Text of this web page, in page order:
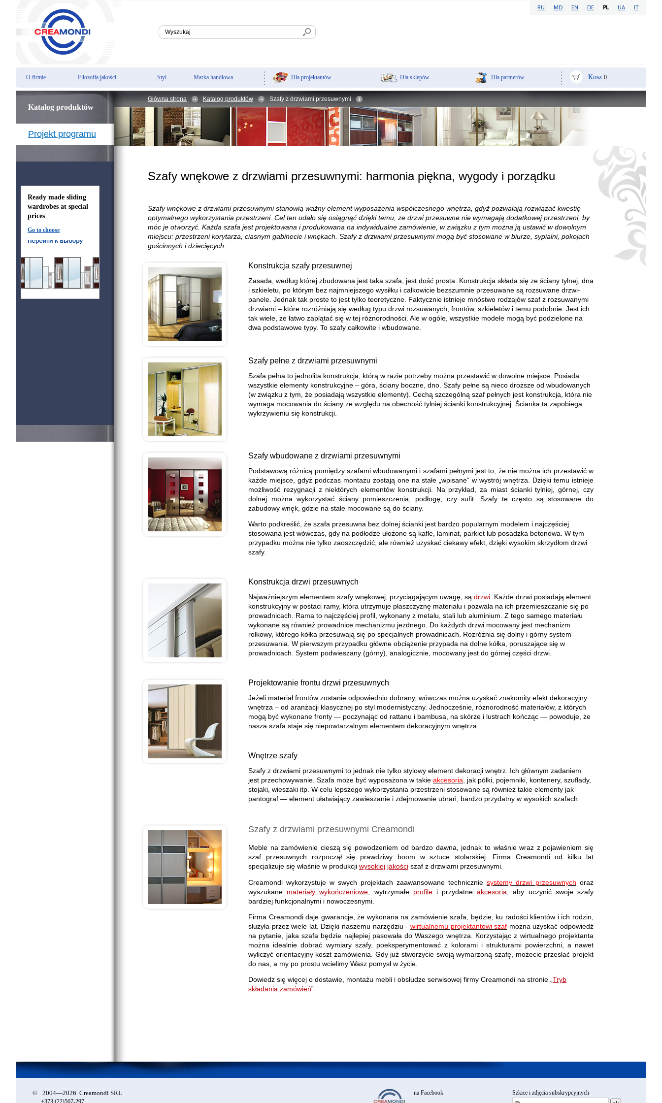
RU MD EN DE PL UA IT
O firmie Filozofia jakości Styl Marka handlowa Dla projektantów Dla sklepów Dla partnerów Kosz 0
Katalog produktów
Projekt programu
Ready made sliding
wardrobes at special
prices
Go to choose
Główna strona Katalog produktów Szafy z drzwiami przesuwnymi
Szafy wnękowe z drzwiami przesuwnymi: harmonia piękna, wygody i porządku
Szafy wnękowe z drzwiami przesuwnymi stanowią ważny element wyposażenia współczesnego wnętrza, gdyż pozwalają rozwiązać kwestię
optymalnego wykorzystania przestrzeni. Cel ten udało się osiągnąć dzięki temu, że drzwi przesuwne nie wymagają dodatkowej przestrzeni, by
móc je otworzyć. Każda szafa jest projektowana i produkowana na indywidualne zamówienie, w związku z tym można ją ustawić w dowolnym
miejscu: przestrzeni korytarza, ciasnym gabinecie i wnękach. Szafy z drzwiami przesuwnymi mogą być stosowane w biurze, sypialni, pokojach
gościnnych i dziecięcych.
Konstrukcja szafy przesuwnej
Zasada, według której zbudowana jest taka szafa, jest dość prosta. Konstrukcja składa się ze ściany tylnej, dna
i szkieletu, po którym bez najmniejszego wysiłku i całkowicie bezszumnie przesuwane są rozsuwane drzwi-
panele. Jednak tak proste to jest tylko teoretyczne. Faktycznie istnieje mnóstwo rodzajów szaf z rozsuwanymi
drzwiami – które rozróżniają się według typu drzwi rozsuwanych, frontów, szkieletów i temu podobnie. Jest ich
tak wiele, że łatwo zaplątać się w tej różnorodności. Ale w ogóle, wszystkie modele mogą być podzielone na
dwa podstawowe typy. To szafy całkowite i wbudowane.
Szafy pełne z drzwiami przesuwnymi
Szafa pełna to jednolita konstrukcja, którą w razie potrzeby można przestawić w dowolne miejsce. Posiada
wszystkie elementy konstrukcyjne – góra, ściany boczne, dno. Szafy pełne są nieco droższe od wbudowanych
(w związku z tym, że posiadają wszystkie elementy). Cechą szczególną szaf pełnych jest konstrukcja, która nie
wymaga mocowania do ściany ze względu na obecność tylniej ścianki konstrukcyjnej. Ścianka ta zapobiega
wykrzywieniu się konstrukcji.
Szafy wbudowane z drzwiami przesuwnymi
Podstawową różnicą pomiędzy szafami wbudowanymi i szafami pełnymi jest to, że nie można ich przestawić w
każde miejsce, gdyż podczas montażu zostają one na stałe „wpisane” w wystrój wnętrza. Dzięki temu istnieje
możliwość rezygnacji z niektórych elementów konstrukcji. Na przykład, za miast ścianki tylniej, górnej, czy
dolnej można wykorzystać ściany pomieszczenia, podłogę, czy sufit. Szafy te często są stosowane do
zabudowy wnęk, gdzie na stałe mocowane są do ściany.
Warto podkreślić, że szafa przesuwna bez dolnej ścianki jest bardzo popularnym modelem i najczęściej
stosowana jest wówczas, gdy na podłodze ułożone są kafle, laminat, parkiet lub posadzka betonowa. W tym
przypadku można nie tylko zaoszczędzić, ale również uzyskać ciekawy efekt, dzięki wysokim skrzydłom drzwi
szafy.
Konstrukcja drzwi przesuwnych
Najważniejszym elementem szafy wnękowej, przyciągającym uwagę, są drzwi. Każde drzwi posiadają element
konstrukcyjny w postaci ramy, która utrzymuje płaszczyznę materiału i pozwala na ich przemieszczanie się po
prowadnicach. Rama to najczęściej profil, wykonany z metalu, stali lub aluminium. Z tego samego materiału
wykonane są również prowadnice mechanizmu jezdnego. Do każdych drzwi mocowany jest mechanizm
rolkowy, którego kółka przesuwają się po specjalnych prowadnicach. Rozróżnia się dolny i górny system
przesuwania. W pierwszym przypadku główne obciążenie przypada na dolne kółka, poruszające się w
prowadnicach. System podwieszany (górny), analogicznie, mocowany jest do górnej części drzwi.
Projektowanie frontu drzwi przesuwnych
Jeżeli materiał frontów zostanie odpowiednio dobrany, wówczas można uzyskać znakomity efekt dekoracyjny
wnętrza – od aranżacji klasycznej po styl modernistyczny. Jednocześnie, różnorodność materiałów, z których
mogą być wykonane fronty — poczynając od rattanu i bambusa, na skórze i lustrach kończąc — powoduje, że
nasza szafa staje się niepowtarzalnym elementem dekoracyjnym wnętrza.
Wnętrze szafy
Szafy z drzwiami przesuwnymi to jednak nie tylko stylowy element dekoracji wnętrz. Ich głównym zadaniem
jest przechowywanie. Szafa może być wyposażona w takie akcesoria, jak półki, pojemniki, kontenery, szuflady,
stojaki, wieszaki itp. W celu lepszego wykorzystania przestrzeni stosowane są również takie elementy jak
pantograf — element ułatwiający zawieszanie i zdejmowanie ubrań, bardzo przydatny w wysokich szafach.
Szafy z drzwiami przesuwnymi Creamondi
Meble na zamówienie cieszą się powodzeniem od bardzo dawna, jednak to właśnie wraz z pojawieniem się
szaf przesuwnych rozpoczął się prawdziwy boom w sztuce stolarskiej. Firma Creamondi od kilku lat
specjalizuje się właśnie w produkcji wysokiej jakości szaf z drzwiami przesuwnymi.
Creamondi wykorzystuje w swych projektach zaawansowane technicznie systemy drzwi przesuwnych oraz
wyszukane materiały wykończeniowe , wytrzymałe profilei przydatneakcesoria , aby uczynić swoje szafy
bardziej funkcjonalnymi i nowoczesnymi.
Firma Creamondi daje gwarancje, że wykonana na zamówienie szafa, będzie, ku radości klientów i ich rodzin,
służyła przez wiele lat. Dzięki naszemu narzędziu - wirtualnemu projektantowi szaf można uzyskać odpowiedź
na pytanie, jaka szafa będzie najlepiej pasowała do Waszego wnętrza. Korzystając z wirtualnego projektanta
można idealnie dobrać wymiary szafy, poeksperymentować z kolorami i strukturami powierzchni, a nawet
wyliczyć orientacyjny koszt zamówienia. Gdy już stworzycie swoją wymarzoną szafę, możecie przesłać projekt
do nas, a my po prostu wcielimy Wasz pomysł w życie.
Dowiedz się więcej o dostawie, montażu mebli i obsłudze serwisowej firmy Creamondi na stronie „Tryb
składania zamówień”.
© 2004—2026 Creamondi SRL
+373 (22)567-297
na Facebook Szkice i zdjęcia subskrypcyjnych